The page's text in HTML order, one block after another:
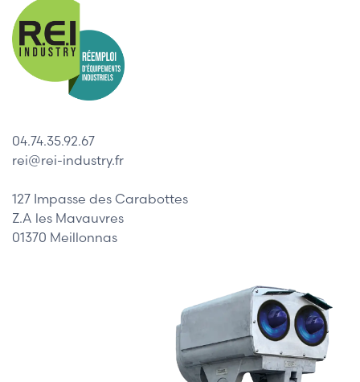
04.74.35.92.67
rei@rei-industry.fr
127 Impasse des Carabottes
Z.A les Mavauvres
01370 Meillonnas